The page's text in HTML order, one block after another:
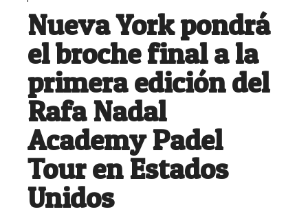
Nueva York pondrá
el broche final a la
primera edición del
Rafa Nadal
Academy Padel
Tour en Estados
Unidos